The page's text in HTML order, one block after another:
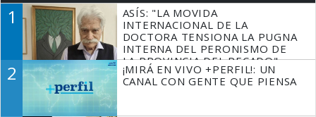
1
ASÍS: "LA MOVIDA
INTERNACIONAL DE LA
DOCTORA TENSIONA LA PUGNA
INTERNA DEL PERONISMO DE
LA PROVINCIA DEL PECADO"
2
¡MIRÁ EN VIVO +PERFIL!: UN
CANAL CON GENTE QUE PIENSA